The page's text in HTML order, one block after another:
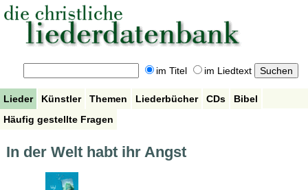
im Titel im Liedtext
Lieder Künstler Themen Liederbücher CDs
Bibel
Häufig gestellte Fragen
In der Welt habt ihr Angst